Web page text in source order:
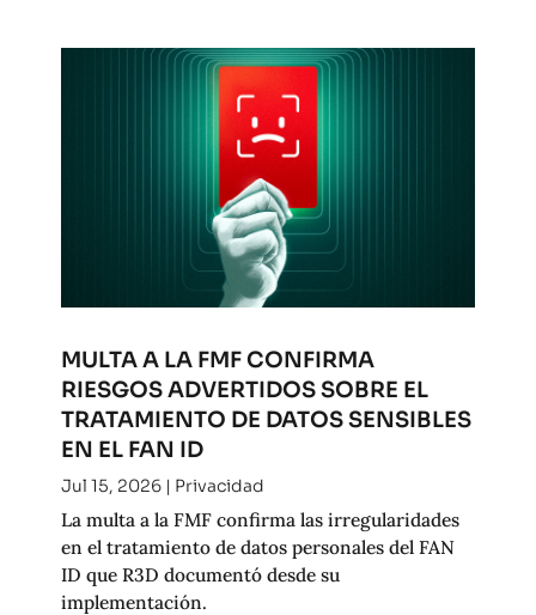
MULTA A LA FMF CONFIRMA
RIESGOS ADVERTIDOS SOBRE EL
TRATAMIENTO DE DATOS SENSIBLES
EN EL FAN ID
Jul 15, 2026| Privacidad
La multa a la FMF confirma las irregularidades
en el tratamiento de datos personales del FAN
ID que R3D documentó desde su
implementación.